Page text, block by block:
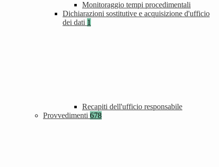
Monitoraggio tempi procedimentali
Dichiarazioni sostitutive e acquisizione d'ufficio
dei dati 1
Recapiti dell'ufficio responsabile
Provvedimenti 678